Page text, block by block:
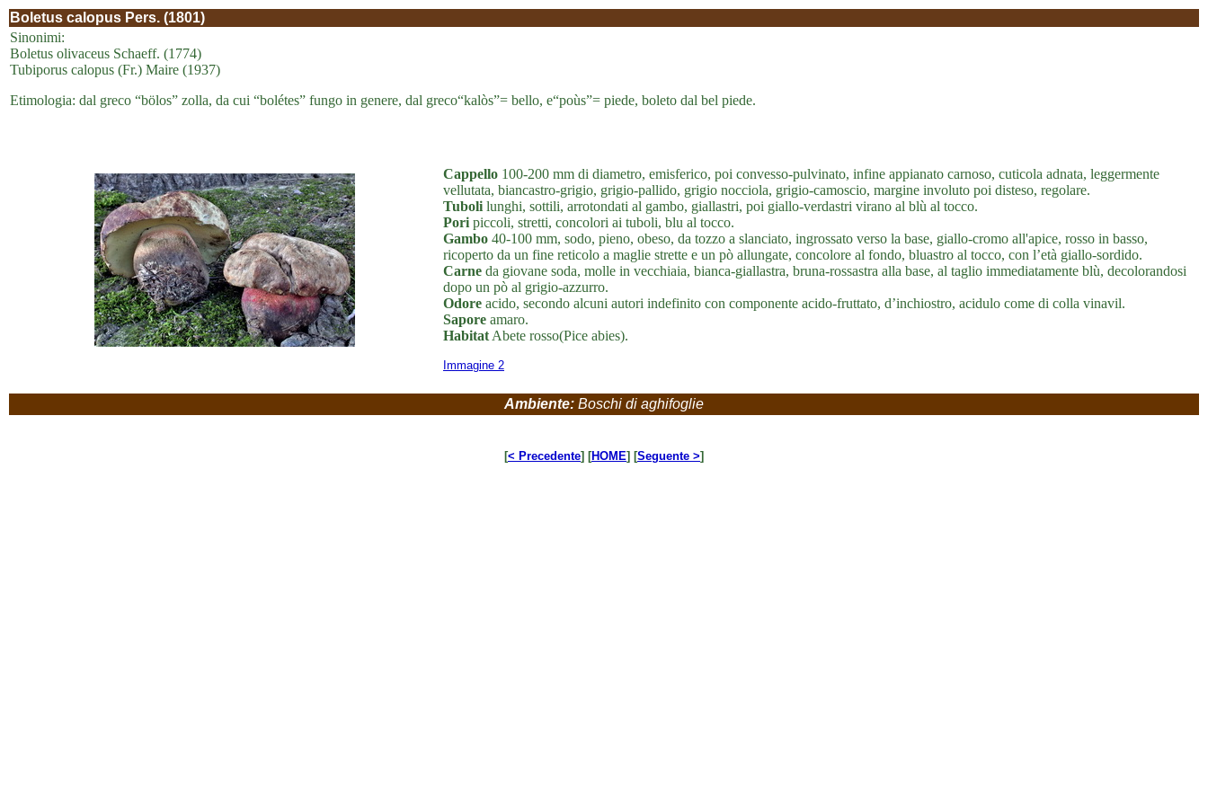
Boletus calopus Pers. (1801)
Sinonimi:
Boletus olivaceus Schaeff. (1774)
Tubiporus calopus (Fr.) Maire (1937)
Etimologia: dal greco “bölos” zolla, da cui “bolétes” fungo in genere, dal greco“kalòs”= bello, e“poùs”= piede, boleto dal bel piede.
Cappello 100-200 mm di diametro, emisferico, poi convesso-pulvinato, infine appianato carnoso, cuticola adnata, leggermente
vellutata, biancastro-grigio, grigio-pallido, grigio nocciola, grigio-camoscio, margine involuto poi disteso, regolare.
Tuboli lunghi, sottili, arrotondati al gambo, giallastri, poi giallo-verdastri virano al blù al tocco.
Pori piccoli, stretti, concolori ai tuboli, blu al tocco.
Gambo 40-100 mm, sodo, pieno, obeso, da tozzo a slanciato, ingrossato verso la base, giallo-cromo all'apice, rosso in basso,
ricoperto da un fine reticolo a maglie strette e un pò allungate, concolore al fondo, bluastro al tocco, con l’età giallo-sordido.
Carne da giovane soda, molle in vecchiaia, bianca-giallastra, bruna-rossastra alla base, al taglio immediatamente blù, decolorandosi
dopo un pò al grigio-azzurro.
Odore acido, secondo alcuni autori indefinito con componente acido-fruttato, d’inchiostro, acidulo come di colla vinavil.
Sapore amaro.
Habitat Abete rosso(Pice abies).
Immagine 2
Ambiente: Boschi di aghifoglie
[< Precedente] [HOME] [Seguente >]